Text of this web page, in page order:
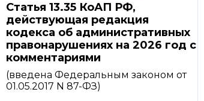
Статья 13.35 КоАП РФ,
действующая редакция
кодекса об административных
правонарушениях на 2026 год с
комментариями
(введена Федеральным законом от
01.05.2017 N 87-ФЗ)